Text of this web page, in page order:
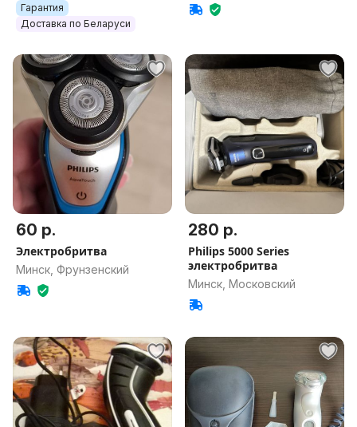
Гарантия
Доставка по Беларуси
60 р.
Электробритва
Минск, Фрунзенский
280 р.
Philips 5000 Series
электробритва
Минск, Московский